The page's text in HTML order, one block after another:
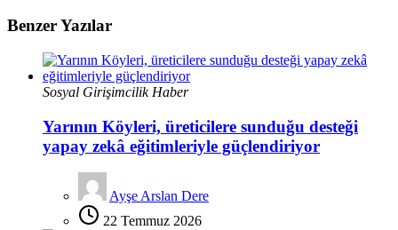
Benzer Yazılar
Sosyal Girişimcilik Haber
Yarının Köyleri, üreticilere sunduğu desteği
yapay zekâ eğitimleriyle güçlendiriyor
Ayşe Arslan Dere
22 Temmuz 2026